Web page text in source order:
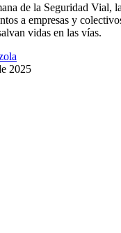
de la Seguridad Vial,
a empresas y
vidas en las vías.
2025